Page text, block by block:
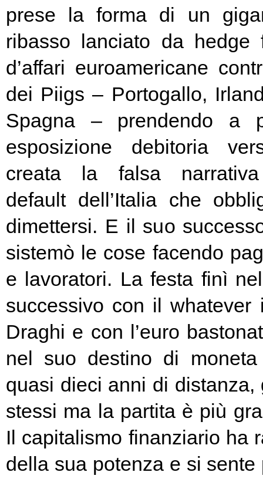
prese la forma di un
ribasso lanciato da hedge
d’affari euroamericane
dei Piigs – Portogallo,
Spagna – prendendo a
esposizione debitoria
creata la falsa narrativa
default dell’Italia che
dimettersi. E il suo
sistemò le cose facendo
e lavoratori. La festa finì
successivo con il whatever
Draghi e con l’euro
nel suo destino di
quasi dieci anni di
stessi ma la partita è più
Il capitalismo finanziario ha
della sua potenza e si sente